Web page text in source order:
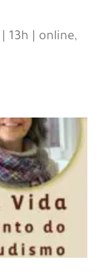
13h | online,